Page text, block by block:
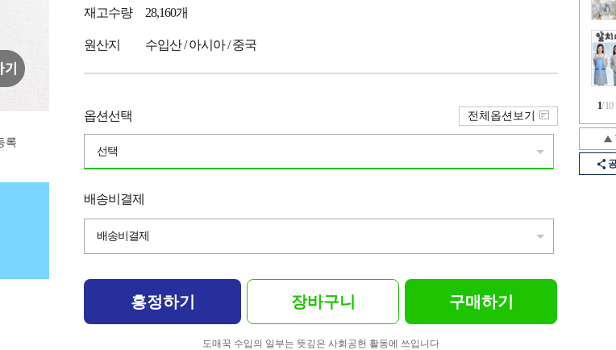
1/10
록
재고수량 28,160개
원산지 수입산 / 아시아 / 중국
옵션선택
선택
전체옵션보기
배송비결제
배송비결제
흥정하기 장바구니 구매하기
도매꾹 수입의 일부는 뜻깊은 사회공헌 활동에 쓰입니다